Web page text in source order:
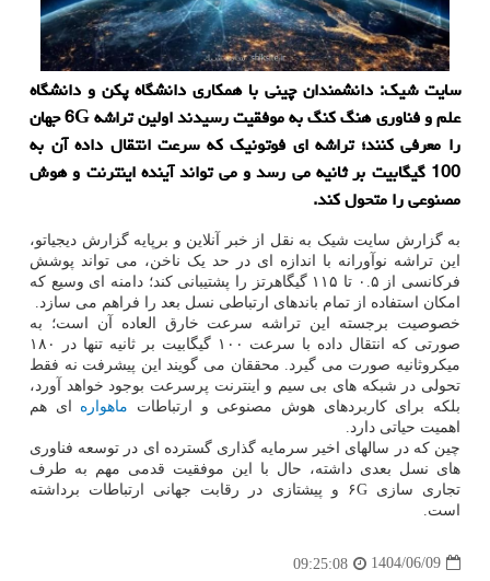
سایت شیک: دانشمندان چینی با همکاری دانشگاه پکن و دانشگاه
علم و فناوری هنگ کنگ به موفقیت رسیدند اولین تراشه 6G جهان
را معرفی کنند؛ تراشه ای فوتونیک که سرعت انتقال داده آن به
100 گیگابیت بر ثانیه می رسد و می تواند آینده اینترنت و هوش
مصنوعی را متحول کند.
به گزارش سایت شیک به نقل از خبر آنلاین و برپایه گزارش دیجیاتو،
این تراشه نوآورانه با اندازه ای در حد یک ناخن، می تواند پوشش
فرکانسی از ۰.۵ تا ۱۱۵ گیگاهرتز را پشتیبانی کند؛ دامنه ای وسیع که
امکان استفاده از تمام باندهای ارتباطی نسل بعد را فراهم می سازد.
خصوصیت برجسته این تراشه سرعت خارق العاده آن است؛ به
صورتی که انتقال داده با سرعت ۱۰۰ گیگابیت بر ثانیه تنها در ۱۸۰
میکروثانیه صورت می گیرد. محققان می گویند این پیشرفت نه فقط
تحولی در شبکه های بی سیم و اینترنت پرسرعت بوجود خواهد آورد،
بلکه برای کاربردهای هوش مصنوعی و ارتباطات ماهواره ای هم
اهمیت حیاتی دارد.
چین که در سالهای اخیر سرمایه گذاری گسترده ای در توسعه فناوری
های نسل بعدی داشته، حال با این موفقیت قدمی مهم به طرف
تجاری سازی ۶G و پیشتازی در رقابت جهانی ارتباطات برداشته
است.
1404/06/09
09:25:08